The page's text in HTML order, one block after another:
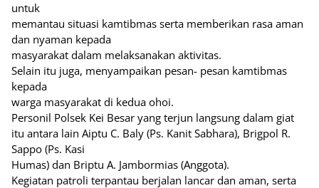
untuk
memantau situasi kamtibmas serta memberikan rasa aman
dan nyaman kepada
masyarakat dalam melaksanakan aktivitas.
Selain itu juga, menyampaikan pesan- pesan kamtibmas
kepada
warga masyarakat di kedua ohoi.
Personil Polsek Kei Besar yang terjun langsung dalam giat
itu antara lain Aiptu C. Baly (Ps. Kanit Sabhara), Brigpol R.
Sappo (Ps. Kasi
Humas) dan Briptu A. Jambormias (Anggota).
Kegiatan patroli terpantau berjalan lancar dan aman, serta